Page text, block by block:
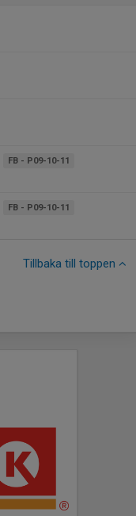
FB - P09-10-11
FB - P09-10-11
Tillbaka till toppen